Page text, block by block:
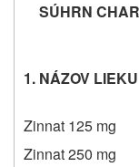
SÚHRN
1. NÁZOV LIEKU
Zinnat 125 mg
Zinnat 250 mg